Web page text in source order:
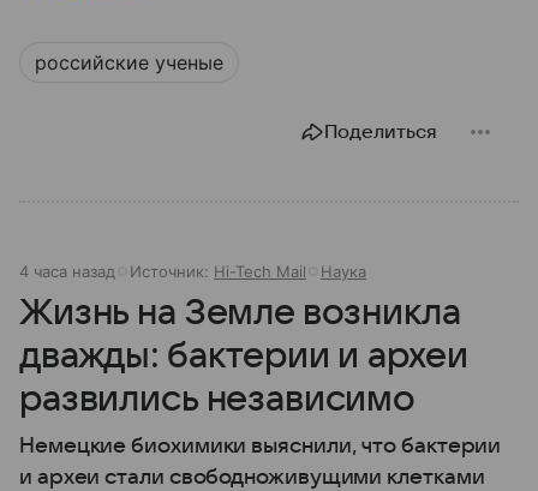
российские ученые
Поделиться
4 часа назад Источник: Hi-Tech Mail Наука
Жизнь на Земле возникла
дважды: бактерии и археи
развились независимо
Немецкие биохимики выяснили, что бактерии
и археи стали свободноживущими клетками